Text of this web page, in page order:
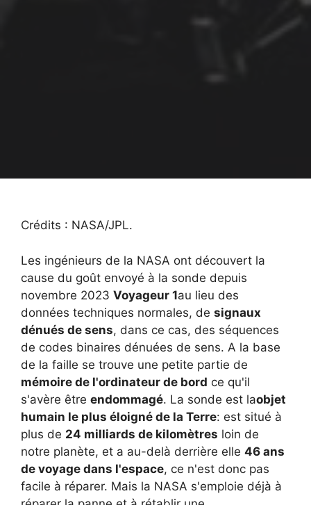
Crédits : NASA/JPL.
Les ingénieurs de la NASA ont découvert la
cause du goût envoyé à la sonde depuis
novembre 2023 Voyageur 1au lieu des
données techniques normales, de signaux
dénués de sens, dans ce cas, des séquences
de codes binaires dénuées de sens. A la base
de la faille se trouve une petite partie de
mémoire de l'ordinateur de bord ce qu'il
s'avère être endommagé. La sonde est laobjet
humain le plus éloigné de la Terre: est situé à
plus de 24 milliards de kilomètres loin de
notre planète, et a au-delà derrière elle 46 ans
de voyage dans l'espace, ce n'est donc pas
facile à réparer. Mais la NASA s'emploie déjà à